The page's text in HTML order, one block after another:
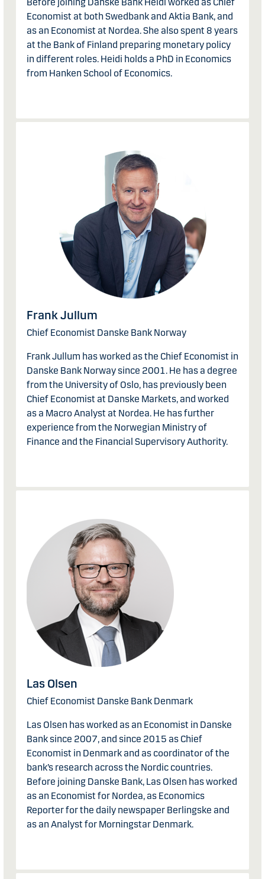
Economist at both Swedbank and Aktia Bank, and
as an Economist at Nordea. She also spent 8 years
at the Bank of Finland preparing monetary policy
in different roles. Heidi holds a PhD in Economics
from Hanken School of Economics.
Frank Jullum
Chief Economist Danske Bank Norway
Frank Jullum has worked as the Chief Economist in
Danske Bank Norway since 2001. He has a degree
from the University of Oslo, has previously been
Chief Economist at Danske Markets, and worked
as a Macro Analyst at Nordea. He has further
experience from the Norwegian Ministry of
Finance and the Financial Supervisory Authority.
Las Olsen
Chief Economist Danske Bank Denmark
Las Olsen has worked as an Economist in Danske
Bank since 2007, and since 2015 as Chief
Economist in Denmark and as coordinator of the
bank’s research across the Nordic countries.
Before joining Danske Bank, Las Olsen has worked
as an Economist for Nordea, as Economics
Reporter for the daily newspaper Berlingske and
as an Analyst for Morningstar Denmark.